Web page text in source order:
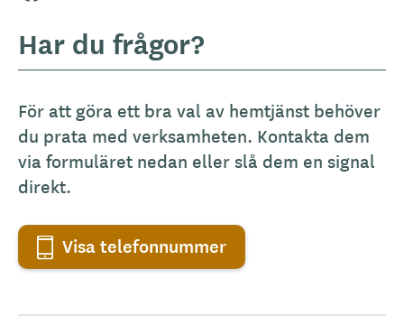
Har du frågor?
För att göra ett bra val av hemtjänst behöver
du prata med verksamheten. Kontakta dem
via formuläret nedan eller slå dem en signal
direkt.
Visa telefonnummer